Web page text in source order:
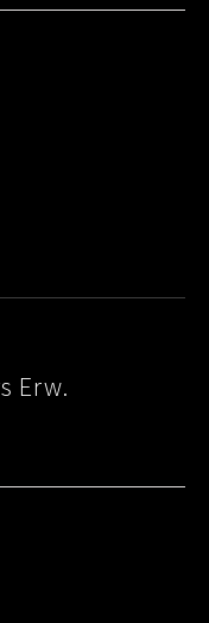
Erw.